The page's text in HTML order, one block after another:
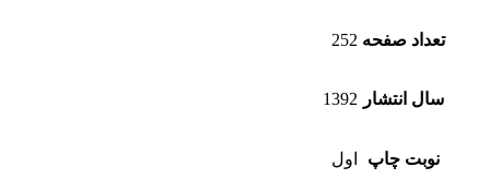
تعداد صفحه 252
سال انتشار 1392
نوبت چاپ اول